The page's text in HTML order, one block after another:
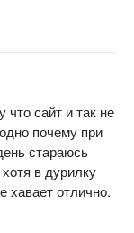
что сайт и так не
почему при
стараюсь
в дурилку
хавает отлично.